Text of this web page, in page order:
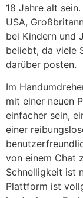
18 Jahre alt
USA,
bei Kindern und
beliebt, da viele
darüber posten.
Im
mit einer neuen
einfacher sein,
einer
von einem Chat
Schnelligkeit ist
Plattform ist